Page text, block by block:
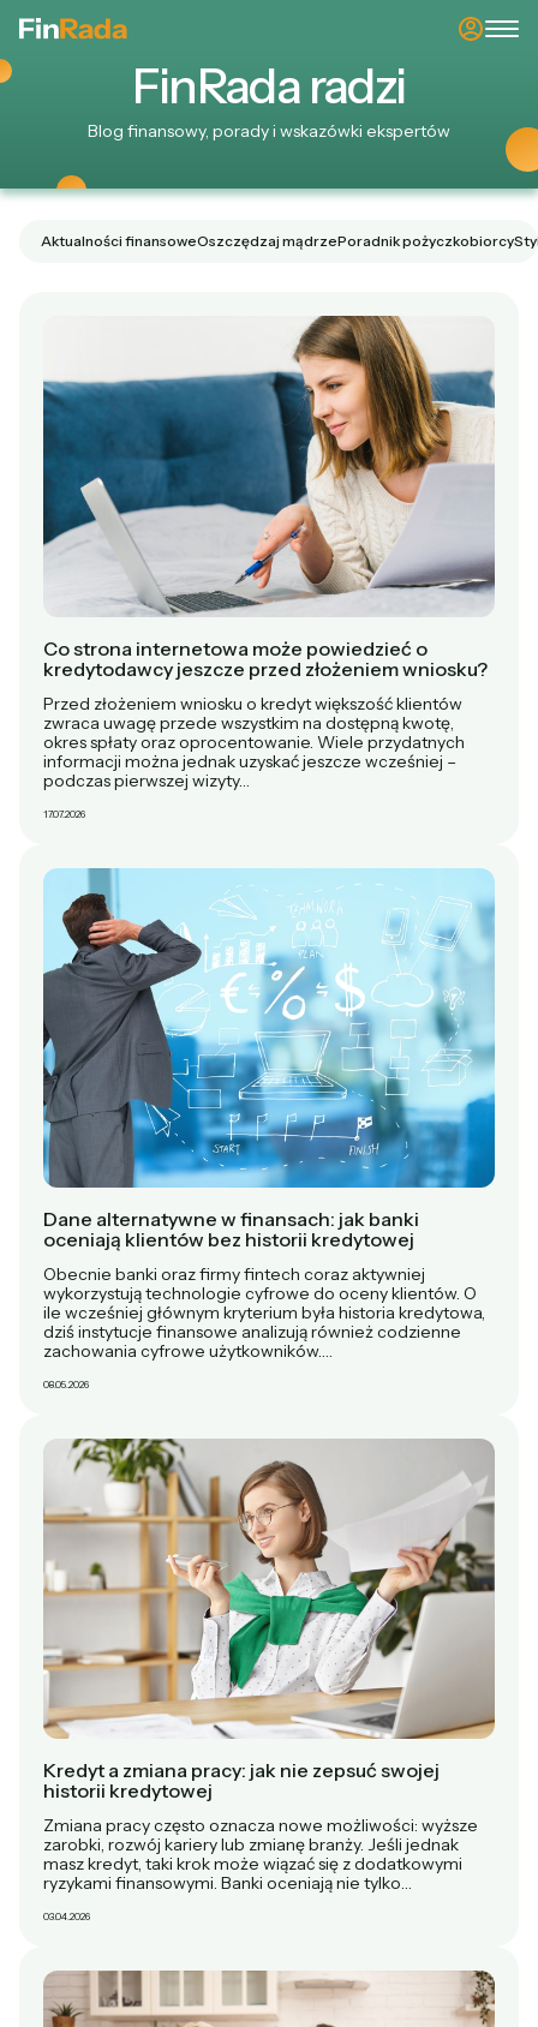
FinRada radzi
Blog finansowy, porady i wskazówki ekspertów
Aktualności finansoweOszczędzaj mądrzePoradnik pożyczkobiorcy
Co strona internetowa może powiedzieć o
kredytodawcy jeszcze przed złożeniem wniosku?
Przed złożeniem wniosku o kredyt większość klientów
zwraca uwagę przede wszystkim na dostępną kwotę,
okres spłaty oraz oprocentowanie. Wiele przydatnych
informacji można jednak uzyskać jeszcze wcześniej –
podczas pierwszej wizyty…
17.07.2026
Dane alternatywne w finansach: jak banki
oceniają klientów bez historii kredytowej
Obecnie banki oraz firmy fintech coraz aktywniej
wykorzystują technologie cyfrowe do oceny klientów. O
ile wcześniej głównym kryterium była historia kredytowa,
dziś instytucje finansowe analizują również codzienne
zachowania cyfrowe użytkowników.…
08.05.2026
Kredyt a zmiana pracy: jak nie zepsuć swojej
historii kredytowej
Zmiana pracy często oznacza nowe możliwości: wyższe
zarobki, rozwój kariery lub zmianę branży. Jeśli jednak
masz kredyt, taki krok może wiązać się z dodatkowymi
ryzykami finansowymi. Banki oceniają nie tylko…
03.04.2026